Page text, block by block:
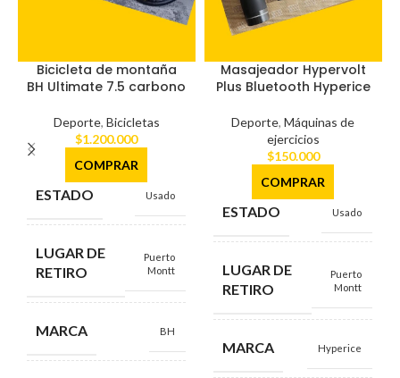
Bicicleta de montaña
BH Ultimate 7.5 carbono
Deporte, Bicicletas
$1.200.000
COMPRAR
ESTADO Usado
LUGAR DE
RETIRO
Puerto
Montt
MARCA BH
Masajeador Hypervolt
Plus Bluetooth Hyperice
Deporte,Máquinas de
ejercicios
$150.000
COMPRAR
ESTADO Usado
LUGAR DE
RETIRO
Puerto
Montt
MARCA Hyperice